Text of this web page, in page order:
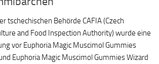
tschechischen Behörde CAFIA (Czech
and Food Inspection Authority) wurde eine
vor Euphoria Magic Muscimol Gummies
Euphoria Magic Muscimol Gummies Wizard